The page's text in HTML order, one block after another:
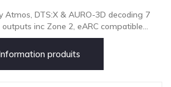
Atmos, DTS:X & AURO-3D decoding 7
inc Zone 2, eARC compatible...
produits